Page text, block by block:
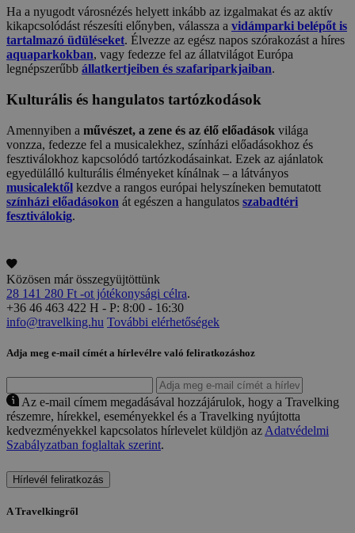
Ha a nyugodt városnézés helyett inkább az izgalmakat és az aktív
kikapcsolódást részesíti előnyben, válassza a vidámparki belépőt is
tartalmazó üdüléseket. Élvezze az egész napos szórakozást a híres
aquaparkokban, vagy fedezze fel az állatvilágot Európa
legnépszerűbb állatkertjeiben és szafariparkjaiban.
Kulturális és hangulatos tartózkodások
Amennyiben a művészet, a zene és az élő előadások világa
vonzza, fedezze fel a musicalekhez, színházi előadásokhoz és
fesztiválokhoz kapcsolódó tartózkodásainkat. Ezek az ajánlatok
egyedülálló kulturális élményeket kínálnak – a látványos
musicalektől kezdve a rangos európai helyszíneken bemutatott
színházi előadásokon át egészen a hangulatos szabadtéri
fesztiválokig.
Közösen már összegyüjtöttünk
28 141 280 Ft -ot jótékonysági célra.
+36 46 463 422 H - P: 8:00 - 16:30
info@travelking.hu További elérhetőségek
Adja meg e-mail címét a hírlevélre való feliratkozáshoz
Az e-mail címem megadásával hozzájárulok, hogy a Travelking
részemre, hírekkel, eseményekkel és a Travelking nyújtotta
kedvezményekkel kapcsolatos hírlevelet küldjön az Adatvédelmi
Szabályzatban foglaltak szerint.
Hírlevél feliratkozás
A Travelkingről